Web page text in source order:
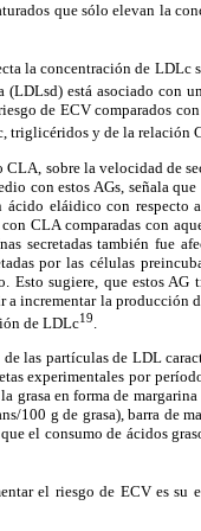
que sólo elevan la
la concentración de LDLc
está asociado con
de ECV comparados
triglicéridos y de la relación
sobre la velocidad de
con estos AGs, señala
eláidico con respecto
CLA comparadas con
secretadas también fue
por las células
sugiere, que estos AG
incrementar la producción
de LDLc19
las partículas de LDL
experimentales por
grasa en forma de
100 g de grasa), barra de
el consumo de ácidos
el riesgo de ECV es su